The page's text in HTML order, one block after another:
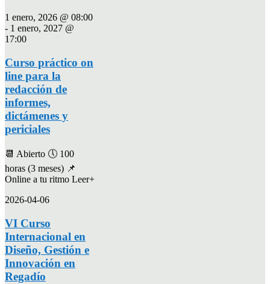
1 enero, 2026 @ 08:00
- 1 enero, 2027 @
17:00
Curso práctico on
line para la
redacción de
informes,
dictámenes y
periciales
📆 Abierto 🕔 100
horas (3 meses) 📌
Online a tu ritmo Leer+
2026-04-06
VI Curso
Internacional en
Diseño, Gestión e
Innovación en
Regadío